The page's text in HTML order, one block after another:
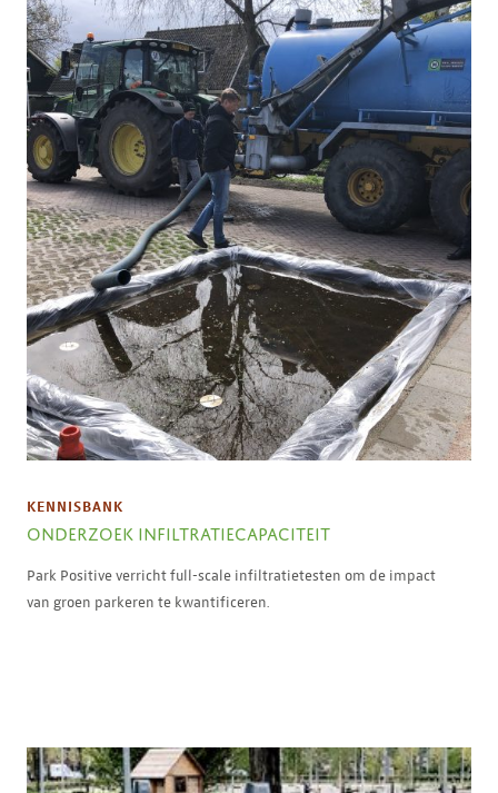
KENNISBANK
ONDERZOEK INFILTRATIECAPACITEIT
Park Positive verricht full-scale infiltratietesten om de impact
van groen parkeren te kwantificeren.